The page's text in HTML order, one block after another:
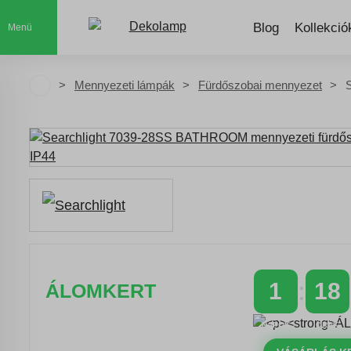
Menü Blog
Mennyezeti lámpák Fürdőszobai mennyezet
ÁLOMKERT 1
NAPOK
18
ÓRÁK